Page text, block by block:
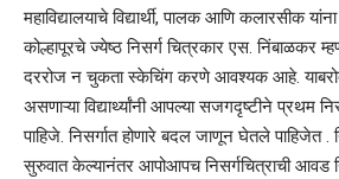
महाविद्यालयाचे विद्यार्थी, पालक आणि कलारसीक
कोल्हापूरचे ज्येष्ठ निसर्ग चित्रकार एस. निंबाळकर
दररोज न चुकता स्केचिंग करणे आवश्यक आहे.
असणाऱ्या विद्यार्थ्यांनी आपल्या सजगदृष्टीने प्रथम
पाहिजे. निसर्गात होणारे बदल जाणून घेतले पाहिजेत
सुरुवात केल्यानंतर आपोआपच निसर्गचित्राची आवड